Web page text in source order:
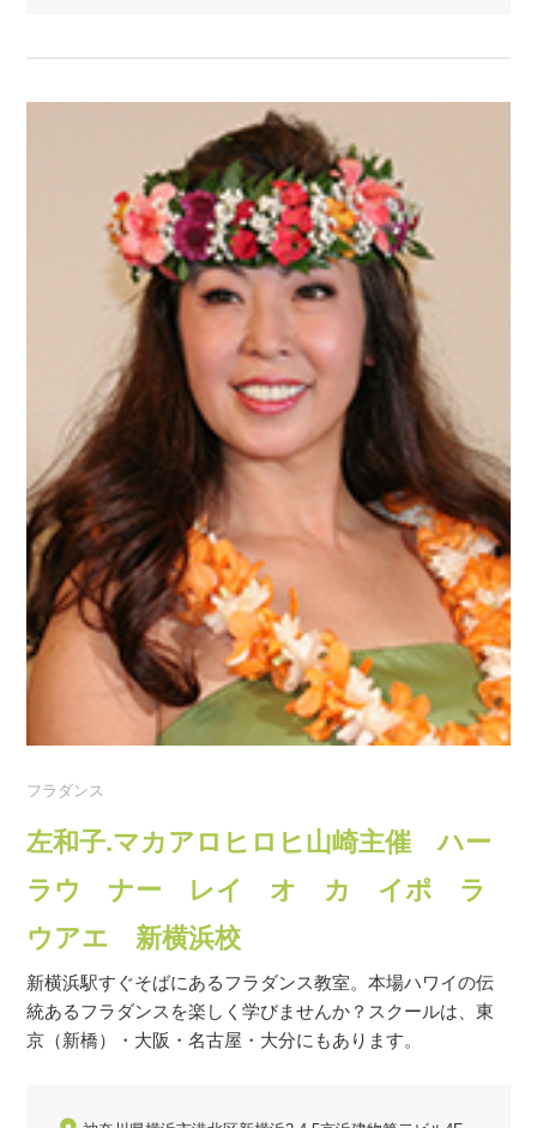
フラダンス
左和子.マカアロヒロヒ山崎主催 ハー
ラウ ナー レイ オ カ イポ ラ
ウアエ 新横浜校
新横浜駅すぐそばにあるフラダンス教室。本場ハワイの伝
統あるフラダンスを楽しく学びませんか？スクールは、東
京（新橋）・大阪・名古屋・大分にもあります。